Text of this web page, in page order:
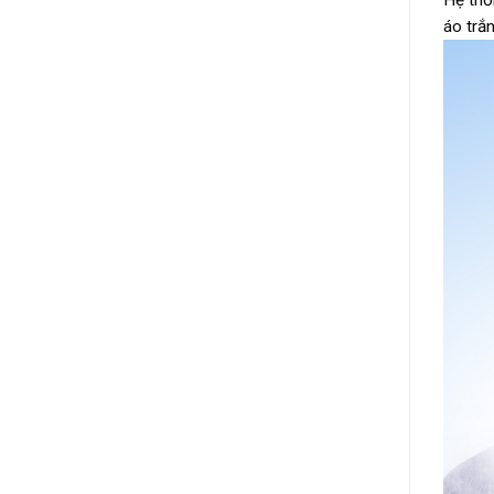
áo